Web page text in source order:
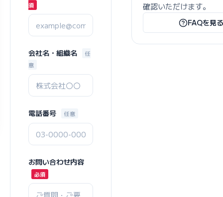
会社名・組織名
任
意
電話番号 任意
お問い合わせ内容
確認いただけます。
FAQを見る